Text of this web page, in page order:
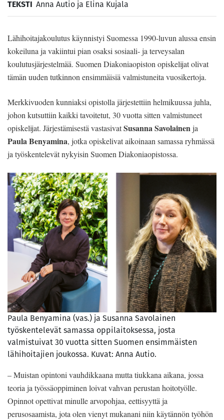
TEKSTI Anna Autio ja Elina Kujala
Lähihoitajakoulutus käynnistyi Suomessa 1990‑luvun alussa ensin
kokeiluna ja vakiintui pian osaksi sosiaali‑ ja terveysalan
koulutusjärjestelmää. Suomen Diakoniaopiston opiskelijat olivat
tämän uuden tutkinnon ensimmäisiä valmistuneita vuosikertoja.
Merkkivuoden kunniaksi opistolla järjestettiin helmikuussa juhla,
johon kutsuttiin kaikki tavoitetut, 30 vuotta sitten valmistuneet
opiskelijat. Järjestämisestä vastasivatSusanna Savolainenja
Paula Benyamina, jotka opiskelivat aikoinaan samassa ryhmässä
ja työskentelevät nykyisin Suomen Diakoniaopistossa.
Paula Benyamina (vas.) ja Susanna Savolainen
työskentelevät samassa oppilaitoksessa, josta
valmistuivat 30 vuotta sitten Suomen ensimmäisten
lähihoitajien joukossa. Kuvat: Anna Autio.
– Muistan opintoni vauhdikkaana mutta tiukkana aikana, jossa
teoria ja työssäoppiminen loivat vahvan perustan hoitotyölle.
Opinnot opettivat minulle arvopohjaa, eettisyyttä ja
perusosaamista, jota olen vienyt mukanani niin käytännön työhön